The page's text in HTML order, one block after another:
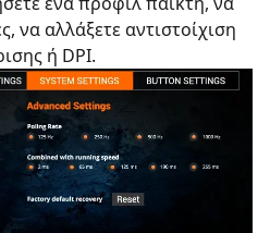
να αλλάξετε αντιστοίχιση
ή DPI.